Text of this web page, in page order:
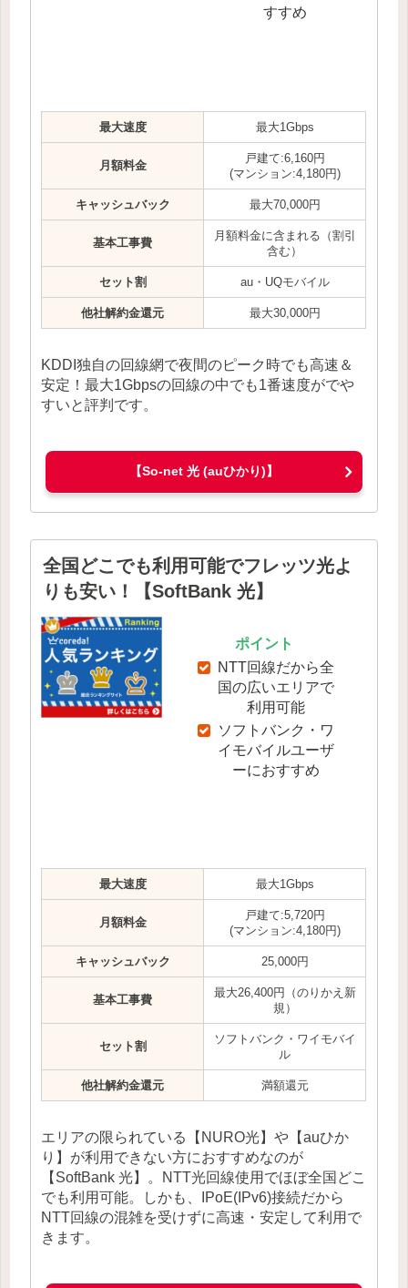
すすめ
最大速度 最大1Gbps
月額料金
戸建て:6,160円
(マンション:4,180円)
キャッシュバック 最大70,000円
基本工事費
月額料金に含まれる（割引
含む）
セット割 au・UQモバイル
他社解約金還元 最大30,000円
KDDI独自の回線網で夜間のピーク時でも高速＆
安定！最大1Gbpsの回線の中でも1番速度がでや
すいと評判です。
【So-net 光 (auひかり)】
全国どこでも利用可能でフレッツ光よ
りも安い！【SoftBank 光】
ポイント
NTT回線だから全
国の広いエリアで
利用可能
ソフトバンク・ワ
イモバイルユーザ
ーにおすすめ
最大速度 最大1Gbps
月額料金
戸建て:5,720円
(マンション:4,180円)
キャッシュバック 25,000円
基本工事費
最大26,400円（のりかえ新
規）
セット割
ソフトバンク・ワイモバイ
ル
他社解約金還元 満額還元
エリアの限られている【NURO光】や【auひか
り】が利用できない方におすすめなのが
【SoftBank 光】。NTT光回線使用でほぼ全国どこ
でも利用可能。しかも、IPoE(IPv6)接続だから
NTT回線の混雑を受けずに高速・安定して利用で
きます。